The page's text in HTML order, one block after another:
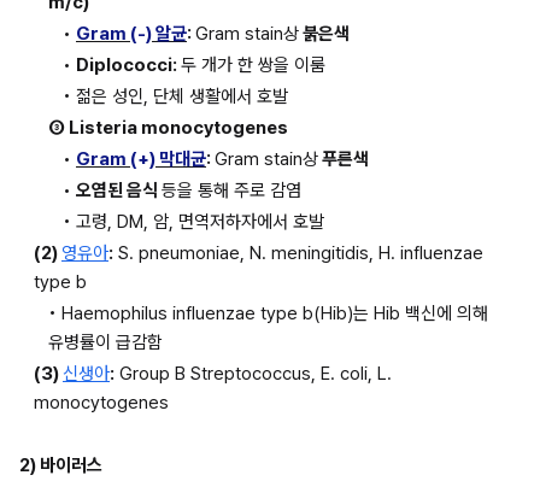
• Gram (-) 알균: Gram stain상 붉은색
• Diplococci: 두 개가 한 쌍을 이룸
• 젊은 성인, 단체 생활에서 호발
③ Listeria monocytogenes
• Gram (+) 막대균: Gram stain상 푸른색
• 오염된 음식 등을 통해 주로 감염
• 고령, DM, 암, 면역저하자에서 호발
(2) 영유아: S. pneumoniae, N. meningitidis, H. influenzae
type b
• Haemophilus influenzae type b(Hib)는 Hib 백신에 의해
유병률이 급감함
(3) 신생아: Group B Streptococcus, E. coli, L.
monocytogenes
2) 바이러스